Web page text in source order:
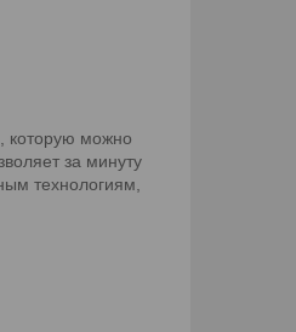
которую можно
за минуту
технологиям,